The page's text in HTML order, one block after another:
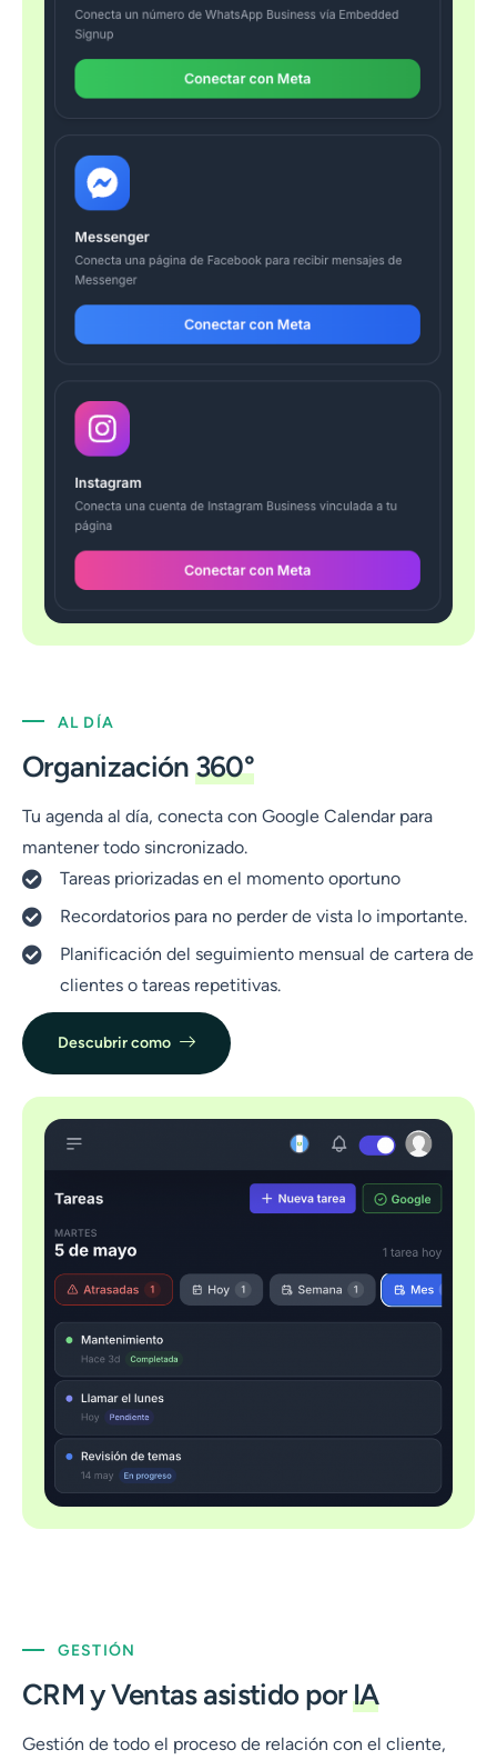
AL DÍA
Organización360°
Tu agenda al día, conecta con Google Calendar para
mantener todo sincronizado.
Tareas priorizadas en el momento oportuno
Recordatorios para no perder de vista lo importante.
Planificación del seguimiento mensual de cartera de
clientes o tareas repetitivas.
Descubrir como
GESTIÓN
CRM y Ventas asistido porIA
Gestión de todo el proceso de relación con el cliente,